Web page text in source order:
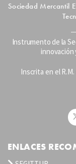
Sociedad Mercantil
Instrumento de la
Inscrita en el R.M.
ENLACES